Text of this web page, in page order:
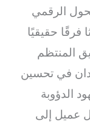
الرقمي
فرقًا حقيقيًا
المنتظم
في تحسين
الدؤوبة
عميل إلى